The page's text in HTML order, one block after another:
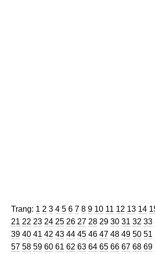
Trang: Trang
1 Trang
2 Trang
3 Trang
4 Trang
5 Trang
6 Trang
7 Trang
8 Trang
9 Trang
10 Trang
11 Trang
12 Trang
13 14
Trang
21 Trang
22 Trang
23 Trang
24 Trang
25 Trang
26 Trang
27 Trang
28 Trang
29 Trang
30 Trang
31 Trang
32 33
39 Trang
40 Trang
41 Trang
42 Trang
43 Trang
44 Trang
45 Trang
46 Trang
47 Trang
48 Trang
49 Trang
50 51
57 Trang
58 Trang
59 Trang
60 Trang
61 Trang
62 Trang
63 Trang
64 Trang
65 Trang
66 Trang
67 Trang
68 69